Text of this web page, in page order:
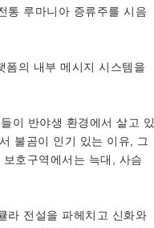
통 루마니아 증류주를 시음
폼의 내부 메시지 시스템을
이 반야생 환경에서 살고 있
불곰이 인기 있는 이유, 그
호구역에서는 늑대, 사슴
라 전설을 파헤치고 신화와